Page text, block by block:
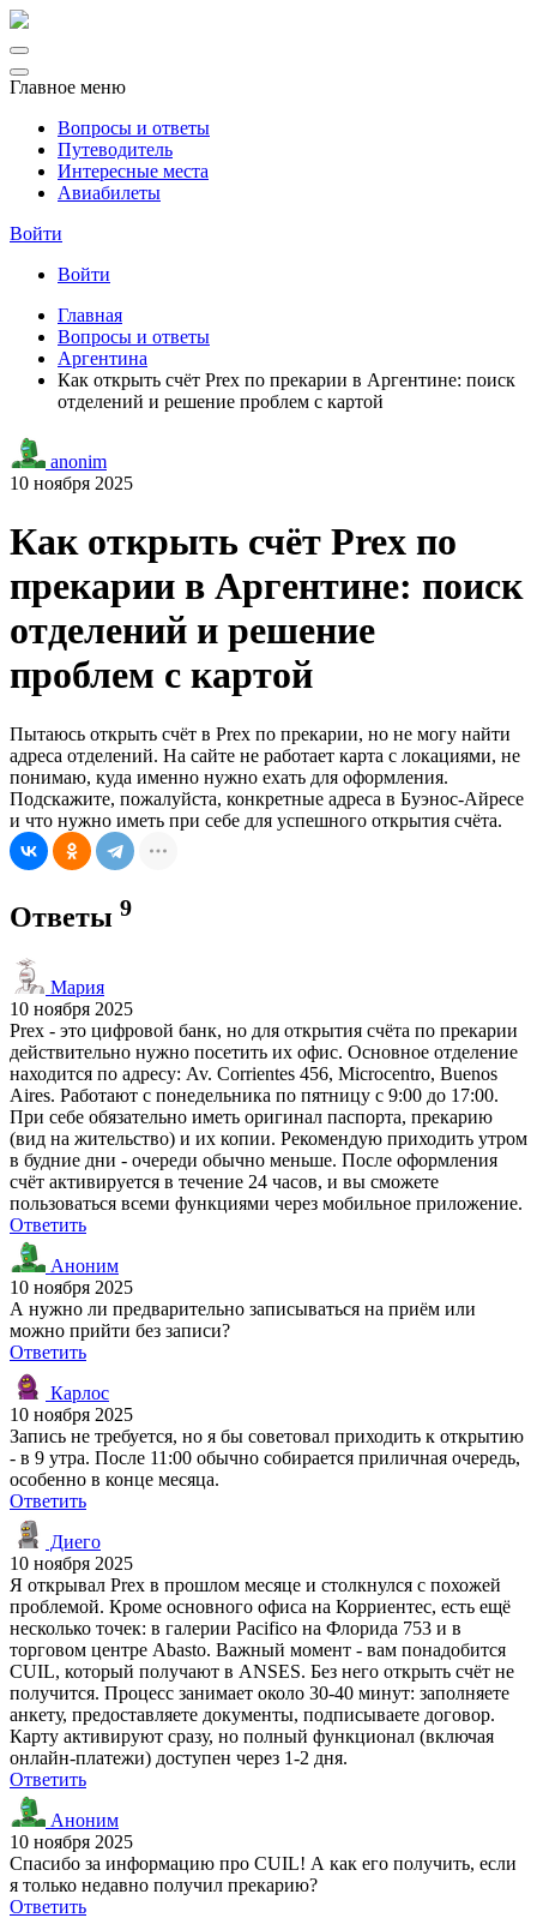
Главное меню
Вопросы и ответы
Путеводитель
Интересные места
Авиабилеты
Войти
Войти
Главная
Вопросы и ответы
Аргентина
Как открыть счёт Prex по прекарии в Аргентине: поиск
отделений и решение проблем с картой
anonim
10 ноября 2025
Как открыть счёт Prex по
прекарии в Аргентине: поиск
отделений и решение
проблем с картой
Пытаюсь открыть счёт в Prex по прекарии, но не могу найти
адреса отделений. На сайте не работает карта с локациями, не
понимаю, куда именно нужно ехать для оформления.
Подскажите, пожалуйста, конкретные адреса в Буэнос-Айресе
и что нужно иметь при себе для успешного открытия счёта.
Ответы 9
Мария
10 ноября 2025
Prex - это цифровой банк, но для открытия счёта по прекарии
действительно нужно посетить их офис. Основное отделение
находится по адресу: Av. Corrientes 456, Microcentro, Buenos
Aires. Работают с понедельника по пятницу с 9:00 до 17:00.
При себе обязательно иметь оригинал паспорта, прекарию
(вид на жительство) и их копии. Рекомендую приходить утром
в будние дни - очереди обычно меньше. После оформления
счёт активируется в течение 24 часов, и вы сможете
пользоваться всеми функциями через мобильное приложение.
Ответить
Аноним
10 ноября 2025
А нужно ли предварительно записываться на приём или
можно прийти без записи?
Ответить
Карлос
10 ноября 2025
Запись не требуется, но я бы советовал приходить к открытию
- в 9 утра. После 11:00 обычно собирается приличная очередь,
особенно в конце месяца.
Ответить
Диего
10 ноября 2025
Я открывал Prex в прошлом месяце и столкнулся с похожей
проблемой. Кроме основного офиса на Корриентес, есть ещё
несколько точек: в галерии Pacifico на Флорида 753 и в
торговом центре Abasto. Важный момент - вам понадобится
CUIL, который получают в ANSES. Без него открыть счёт не
получится. Процесс занимает около 30-40 минут: заполняете
анкету, предоставляете документы, подписываете договор.
Карту активируют сразу, но полный функционал (включая
онлайн-платежи) доступен через 1-2 дня.
Ответить
Аноним
10 ноября 2025
Спасибо за информацию про CUIL! А как его получить, если
я только недавно получил прекарию?
Ответить